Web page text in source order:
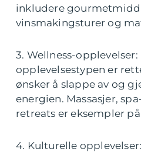
inkludere
vinsmakingsturer og
3. Wellness-opplevelser:
opplevelsestypen er
ønsker å slappe av og
energien. Massasjer,
retreats er eksempler
4. Kulturelle